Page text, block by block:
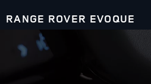
RANGE ROVER EVOQUE